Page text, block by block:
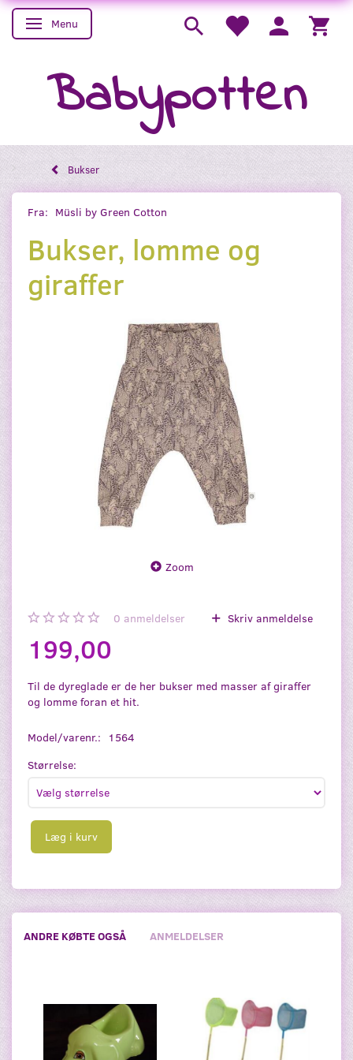
Skifte navigation
Menu
Babypotten
Bukser
Fra: Müsli by Green Cotton
Bukser, lomme og
giraffer
Zoom
0 anmeldelser Skriv anmeldelse
199,00
Til de dyreglade er de her bukser med masser af giraffer
og lomme foran et hit.
Model/varenr.:
1564
Størrelse:
Læg i kurv
ANDRE KØBTE OGSÅ ANMELDELSER